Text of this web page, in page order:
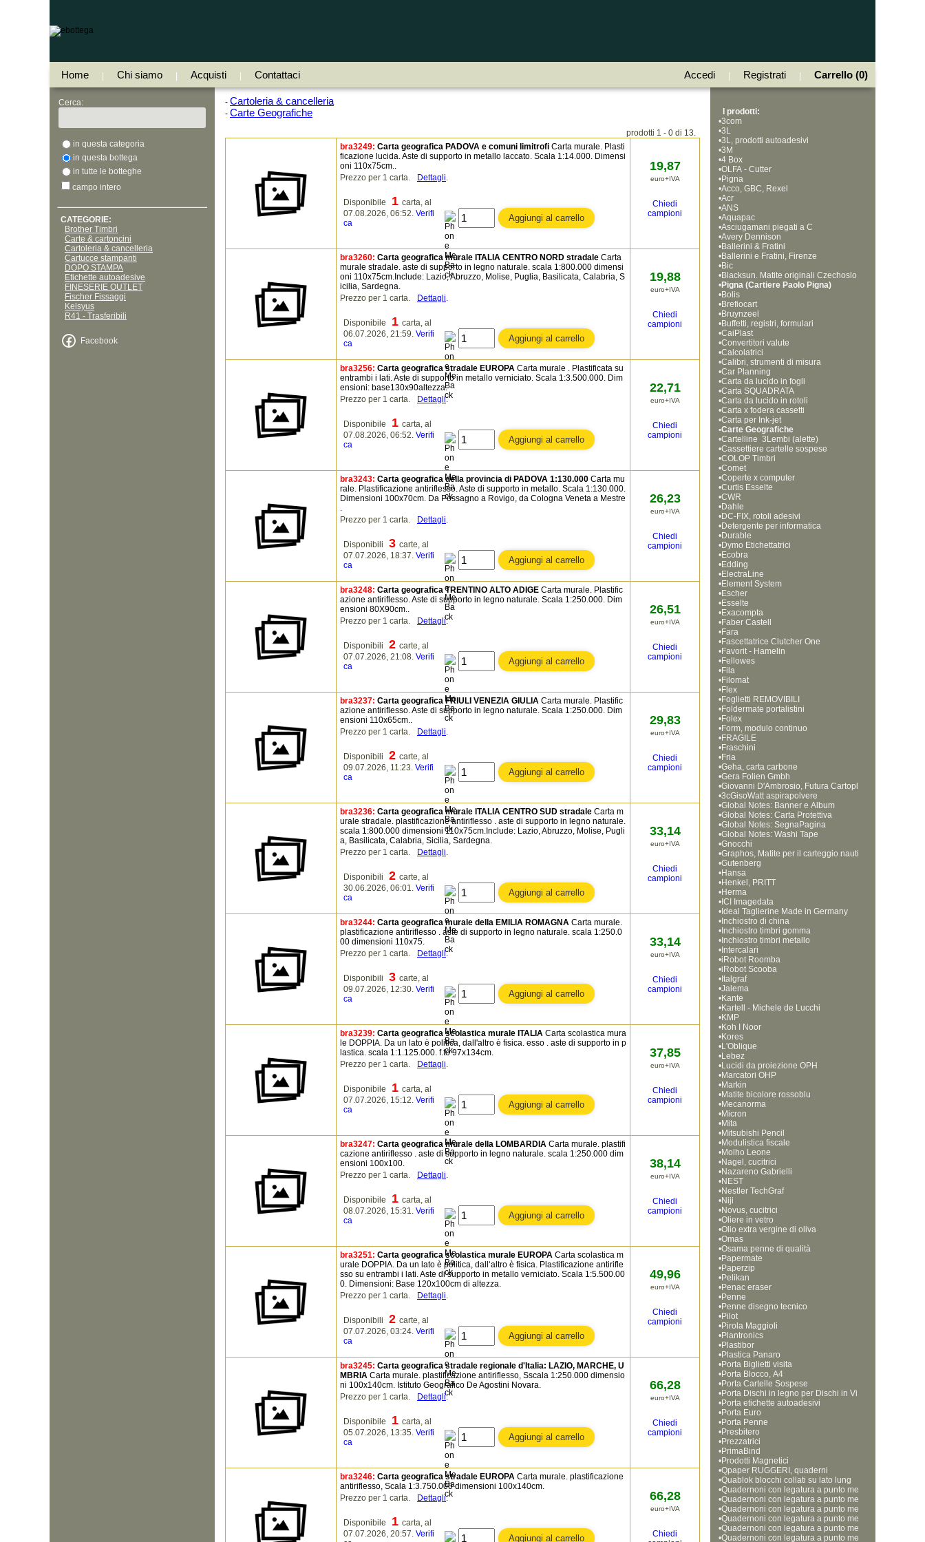
Home Chi siamo Acquisti Contattaci Accedi Registrati Carrello (0)
Cerca:
in questa categoria
in questa bottega
in tutte le botteghe
campo intero
CATEGORIE:
Brother Timbri
Carte & cartoncini
Cartoleria & cancelleria
Cartucce stampanti
DOPO STAMPA
Etichette autoadesive
FINESERIE OUTLET
Fischer Fissaggi
Kelsyus
R41 - Trasferibili
Facebook
- Cartoleria & cancelleria
- Carte Geografiche
prodotti 1 - 0 di 13.
bra3249: Carta geografica PADOVA e comuni limitrofi Carta murale. Plasti
ficazione lucida. Aste di supporto in metallo laccato. Scala 1:14.000. Dimensi
oni 110x75cm..
Prezzo per 1 carta.
Dettagli.
Disponibile 1 carta, al
07.08.2026, 06:52. Verifi
ca
19,87
euro+IVA
Chiedi
campioni
bra3260: Carta geografica murale ITALIA CENTRO NORD stradale Carta
murale stradale. aste di supporto in legno naturale. scala 1:800.000 dimensi
oni 110x75cm.Include: Lazio, Abruzzo, Molise, Puglia, Basilicata, Calabria, S
icilia, Sardegna.
Prezzo per 1 carta.
Dettagli.
Disponibile 1 carta, al
06.07.2026, 21:59. Verifi
ca
19,88
euro+IVA
Chiedi
campioni
bra3256: Carta geografica stradale EUROPA Carta murale . Plastificata su
entrambi i lati. Aste di supporto in metallo verniciato. Scala 1:3.500.000. Dim
ensioni: base130x90altezza.
Prezzo per 1 carta.
Dettagli.
Disponibile 1 carta, al
07.08.2026, 06:52. Verifi
ca
22,71
euro+IVA
Chiedi
campioni
bra3243: Carta geografica della provincia di PADOVA 1:130.000 Carta mu
rale. Plastificazione antiriflesso. Aste di supporto in metallo. Scala 1:130.000.
Dimensioni 100x70cm. Da Possagno a Rovigo, da Cologna Veneta a Mestre
.
Prezzo per 1 carta.
Dettagli.
Disponibili 3 carte, al
07.07.2026, 18:37. Verifi
ca
26,23
euro+IVA
Chiedi
campioni
bra3248: Carta geografica TRENTINO ALTO ADIGE Carta murale. Plastific
azione antiriflesso. Aste di supporto in legno naturale. Scala 1:250.000. Dim
ensioni 80X90cm..
Prezzo per 1 carta.
Dettagli.
Disponibili 2 carte, al
07.07.2026, 21:08. Verifi
ca
26,51
euro+IVA
Chiedi
campioni
bra3237: Carta geografica FRIULI VENEZIA GIULIA Carta murale. Plastific
azione antiriflesso. Aste di supporto in legno naturale. Scala 1:250.000. Dim
ensioni 110x65cm..
Prezzo per 1 carta.
Dettagli.
Disponibili 2 carte, al
09.07.2026, 11:23. Verifi
ca
29,83
euro+IVA
Chiedi
campioni
bra3236: Carta geografica murale ITALIA CENTRO SUD stradale Carta m
urale stradale. plastificazione antiriflesso . aste di supporto in legno naturale.
scala 1:800.000 dimensioni 110x75cm.Include: Lazio, Abruzzo, Molise, Pugli
a, Basilicata, Calabria, Sicilia, Sardegna.
Prezzo per 1 carta.
Dettagli.
Disponibili 2 carte, al
30.06.2026, 06:01. Verifi
ca
33,14
euro+IVA
Chiedi
campioni
bra3244: Carta geografica murale della EMILIA ROMAGNA Carta murale.
plastificazione antiriflesso . aste di supporto in legno naturale. scala 1:250.0
00 dimensioni 110x75.
Prezzo per 1 carta.
Dettagli.
Disponibili 3 carte, al
09.07.2026, 12:30. Verifi
ca
33,14
euro+IVA
Chiedi
campioni
bra3239: Carta geografica scolastica murale ITALIA Carta scolastica mura
le DOPPIA. Da un lato è politica, dall'altro è fisica. esso . aste di supporto in p
lastica. scala 1:1.125.000. f.to 97x134cm.
Prezzo per 1 carta.
Dettagli.
Disponibile 1 carta, al
07.07.2026, 15:12. Verifi
ca
37,85
euro+IVA
Chiedi
campioni
bra3247: Carta geografica murale della LOMBARDIA Carta murale. plastifi
cazione antiriflesso . aste di supporto in legno naturale. scala 1:250.000 dim
ensioni 100x100.
Prezzo per 1 carta.
Dettagli.
Disponibile 1 carta, al
08.07.2026, 15:31. Verifi
ca
38,14
euro+IVA
Chiedi
campioni
bra3251: Carta geografica scolastica murale EUROPA Carta scolastica m
urale DOPPIA. Da un lato è politica, dall‘altro è fisica. Plastificazione antirifle
sso su entrambi i lati. Aste di supporto in metallo verniciato. Scala 1:5.500.00
0. Dimensioni: Base 120x100cm di altezza.
Prezzo per 1 carta.
Dettagli.
Disponibili 2 carte, al
07.07.2026, 03:24. Verifi
ca
49,96
euro+IVA
Chiedi
campioni
bra3245: Carta geografica stradale regionale d'Italia: LAZIO, MARCHE, U
MBRIA Carta murale. plastificazione antiriflesso, Sscala 1:250.000 dimensio
ni 100x140cm. Istituto Geografico De Agostini Novara.
Prezzo per 1 carta.
Dettagli.
Disponibile 1 carta, al
05.07.2026, 13:35. Verifi
ca
66,28
euro+IVA
Chiedi
campioni
bra3246: Carta geografica stradale EUROPA Carta murale. plastificazione
antiriflesso, Scala 1:3.750.000 dimensioni 100x140cm.
Prezzo per 1 carta.
Dettagli.
Disponibile 1 carta, al
07.07.2026, 20:57. Verifi
66,28
euro+IVA
Chiedi
I prodotti:
•3com
•3L
•3L, prodotti autoadesivi
•3M
•4 Box
•OLFA - Cutter
•Pigna
•Acco, GBC, Rexel
•Acr
•ANS
•Aquapac
•Asciugamani piegati a C
•Avery Dennison
•Ballerini & Fratini
•Ballerini e Fratini, Firenze
•Bic
•Blacksun. Matite originali Czechoslo
vakia, Bohemia Works
•Pigna (Cartiere Paolo Pigna)
•Bolis
•Brefiocart
•Bruynzeel
•Buffetti, registri, formulari
•CaiPlast
•Convertitori valute
•Calcolatrici
•Calibri, strumenti di misura
•Car Planning
•Carta da lucido in fogli
•Carta SQUADRATA
•Carta da lucido in rotoli
•Carta x fodera cassetti
•Carta per Ink-jet
•Carte Geografiche
•Cartelline  3Lembi (alette)
•Cassettiere cartelle sospese
•COLOP Timbri
•Comet
•Coperte x computer
•Curtis Esselte
•CWR
•Dahle
•DC-FIX, rotoli adesivi
•Detergente per informatica
•Durable
•Dymo Etichettatrici
•Ecobra
•Edding
•ElectraLine
•Element System
•Escher
•Esselte
•Exacompta
•Faber Castell
•Fara
•Fascettatrice Clutcher One
•Favorit - Hamelin
•Fellowes
•Fila
•Filomat
•Flex
•Foglietti REMOVIBILI
•Foldermate portalistini
•Folex
•Form, modulo continuo
•FRAGILE
•Fraschini
•Fria
•Geha, carta carbone
•Gera Folien Gmbh
•Giovanni D'Ambrosio, Futura Cartopl
ast
•3cGisoWatt aspirapolvere
•Global Notes: Banner e Album
•Global Notes: Carta Protettiva
•Global Notes: SegnaPagina
•Global Notes: Washi Tape
•Gnocchi
•Graphos, Matite per il carteggio nauti
co
•Gutenberg
•Hansa
•Henkel, PRITT
•Herma
• ICI Imagedata
• Ideal Taglierine Made in Germany
• Inchiostro di china
• Inchiostro timbri gomma
• Inchiostro timbri metallo
• Intercalari
•iRobot Roomba
•iRobot Scooba
• Italgraf
•Jalema
•Kante
•Kartell - Michele de Lucchi
•KMP
•Koh I Noor
•Kores
•L'Oblique
•Lebez
•Lucidi da proiezione OPH
•Marcatori OHP
•Markin
•Matite bicolore rossoblu
•Mecanorma
•Micron
•Mita
•Mitsubishi Pencil
•Modulistica fiscale
•Molho Leone
•Nagel, cucitrici
•Nazareno Gabrielli
•NEST
•Nestler TechGraf
•Niji
•Novus, cucitrici
•Oliere in vetro
•Olio extra vergine di oliva
•Omas
•Osama penne di qualità
•Papermate
•Paperzip
•Pelikan
•Penac eraser
•Penne
•Penne disegno tecnico
•Pilot
•Pirola Maggioli
•Plantronics
•Plastibor
•Plastica Panaro
•Porta Biglietti visita
•Porta Blocco, A4
•Porta Cartelle Sospese
•Porta Dischi in legno per Dischi in Vi
nile da 33 e 45 giri
•Porta etichette autoadesivi
•Porta Euro
•Porta Penne
•Presbitero
•Prezzatrici
•PrimaBind
•Prodotti Magnetici
•Qpaper RUGGERI, quaderni
•Quablok blocchi collati su lato lung
o. Formato A4, 21x29,7cm
•Quadernoni con legatura a punto me
tallico. Formato A4 (21x29,7cm). Qu
adretti da 4mm
•Quadernoni con legatura a punto me
tallico. Formato A4 (21x29,7cm). Qu
adretti da 5mm
•Quadernoni con legatura a punto me
tallico. Formato A4 (21x29,7cm). Qu
adretti da 5mm
•Quadernoni con legatura a punto me
tallico. Formato A4 (21x29,7cm). Rig
atura A (1-2 elementare)
•Quadernoni con legatura a punto me
tallico. Formato A4 (21x29,7cm). Rig
•Quadernoni con legatura a punto me